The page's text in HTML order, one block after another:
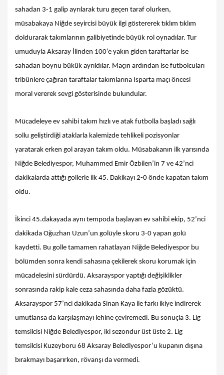
sahadan 3-1 galip ayrılarak turu geçen taraf olurken,
müsabakaya Niğde seyircisi büyük ilgi göstererek tıklım tıklım
doldurarak takımlarının galibiyetinde büyük rol oynadılar. Tur
umuduyla Aksaray İlinden 100’e yakın giden taraftarlar ise
sahadan boynu bükük ayrıldılar. Maçın ardından ise futbolcuları
tribünlere çağıran taraftalar takımlarına Isparta maçı öncesi
moral vererek sevgi gösterisinde bulundular.
Mücadeleye ev sahibi takım hızlı ve atak futbolla başladı sağlı
sollu geliştirdiği ataklarla kalemizde tehlikeli pozisyonlar
yaratarak erken gol arayan takım oldu. Müsabakanın ilk yarısında
Niğde Belediyespor, Muhammed Emir Özbilen’in 7 ve 42’nci
dakikalarda attığı gollerle ilk 45. Dakikayı 2-0 önde kapatan takım
oldu.
İkinci 45.dakayada aynı tempoda başlayan ev sahibi ekip, 52’nci
dakikada Oğuzhan Uzun’un golüyle skoru 3-0 yapan golü
kaydetti. Bu golle tamamen rahatlayan Niğde Belediyespor bu
bölümden sonra kendi sahasına çekilerek skoru korumak için
mücadelesini sürdürdü. Aksarayspor yaptığı değişiklikler
sonrasında rakip kale ceza sahasında daha fazla gözüktü.
Aksarayspor 57’nci dakikada Sinan Kaya ile farkı ikiye indirerek
umutlansa da karşılaşmayı lehine çeviremedi. Bu sonuçla 3. Lig
temsilcisi Niğde Belediyespor, iki sezondur üst üste 2. Lig
temsilcisi Kuzeyboru 68 Aksaray Belediyespor’u kupanın dışına
bırakmayı başarırken, rövanşı da vermedi.